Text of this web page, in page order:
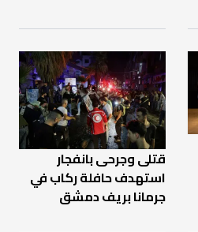
قتلى وجرحى بانفجار
استهدف حافلة ركاب في
جرمانا بريف دمشق